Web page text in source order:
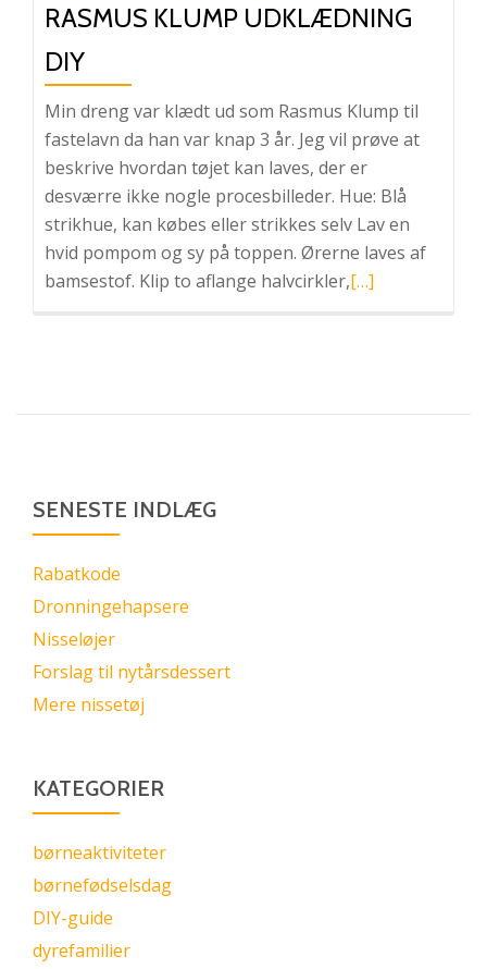
RASMUS KLUMP UDKLÆDNING
DIY
Min dreng var klædt ud som Rasmus Klump til
fastelavn da han var knap 3 år. Jeg vil prøve at
beskrive hvordan tøjet kan laves, der er
desværre ikke nogle procesbilleder. Hue: Blå
strikhue, kan købes eller strikkes selv Lav en
hvid pompom og sy på toppen. Ørerne laves af
bamsestof. Klip to aflange halvcirkler,Læs
DIY
[…]
SENESTE INDLÆG
Rabatkode
Dronningehapsere
Nisseløjer
Forslag til nytårsdessert
Mere nissetøj
KATEGORIER
børneaktiviteter
børnefødselsdag
DIY-guide
dyrefamilier